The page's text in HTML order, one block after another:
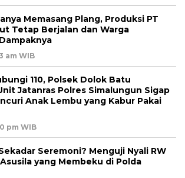
Memasang Plang, Produksi PT
Tetap Berjalan dan Warga
am WIB
110, Polsek Dolok Batu
Jatanras Polres Simalungun Sigap
Anak Lembu yang Kabur Pakai
pm WIB
Seremoni? Menguji Nyali RW
yang Membeku di Polda